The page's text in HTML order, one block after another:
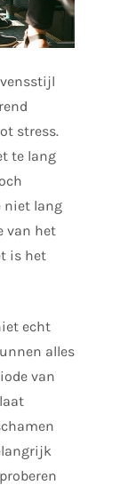
stress.
te lang
niet lang
van het
is het
echt
alles
van